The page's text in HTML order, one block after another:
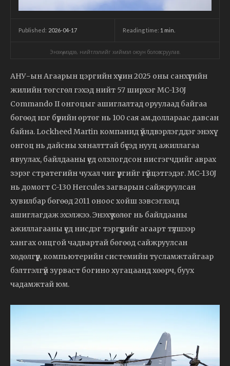
Published: 2026-04-17 Reading time: 1 min.
Энэхүү мэдээ, нийтлэлийг хиймэл оюун боловсруулав.
АНУ-ын Агаарын цэргийн хүчин 2025 оны санхүүгийн
жилийн төгсгөл гэхэд нийт 57 ширхэг MC-130J
Commando II онгоцыг ашиглалтад оруулаад байгаа
бөгөөд нэг бүрийн өртөг нь 100 сая ам.доллараас давсан
байна. Lockheed Martin компанид үйлдвэрлэгддэг энэхүү
онгоц нь дайсны хяналттай бүсэд нууц ажиллагаа
явуулах, байлдааны үед олзлогдсон нисгэгчдийг аврах
зэрэг стратегийн чухал чиг үүргийг гүйцэтгэдэг. MC-130J
нь домогт C-130 Hercules загварын сайжруулсан
хувилбар бөгөөд 2011 оноос хойш зэвсэглэлд
ашиглагдаж эхэлжээ. Энэхүү хөлөг нь байлдааны
ажиллагааны үед нисдэг тэргүүдийг агаарт түлшээр
хангах онцгой чадвартай бөгөөд сайжруулсан
хөдөлгүүр, компьютерийн системийн тусламжтайгаар
бэлтгэлгүй зурваст богино хугацаанд хөөрч, буух
чадамжтай юм.